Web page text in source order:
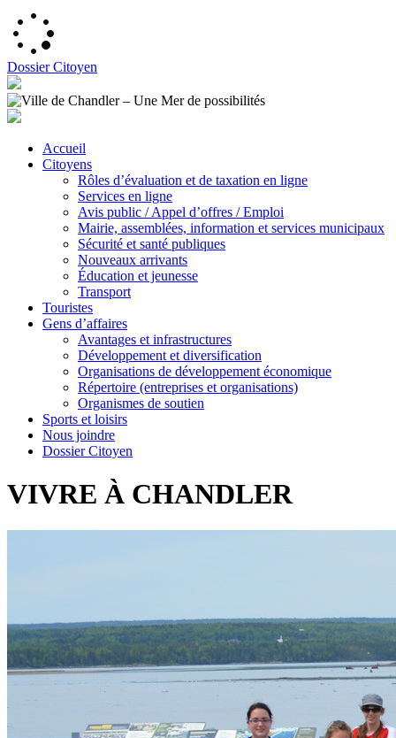
Dossier Citoyen
Accueil
Citoyens
Rôles d’évaluation et de taxation en ligne
Services en ligne
Avis public / Appel d’offres / Emploi
Mairie, assemblées, information et services municipaux
Sécurité et santé publiques
Nouveaux arrivants
Éducation et jeunesse
Transport
Touristes
Gens d’affaires
Avantages et infrastructures
Développement et diversification
Organisations de développement économique
Répertoire (entreprises et organisations)
Organismes de soutien
Sports et loisirs
Nous joindre
Dossier Citoyen
VIVRE À CHANDLER